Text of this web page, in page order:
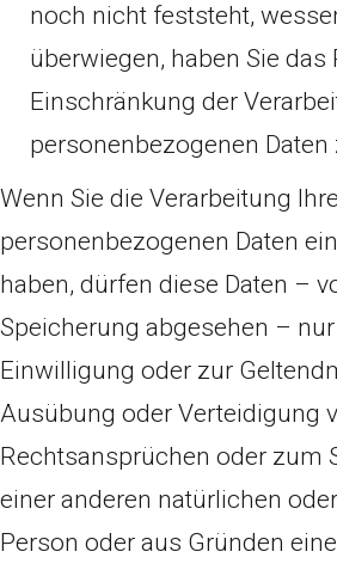
noch nicht feststeht,
überwiegen, haben Sie das
Einschränkung der
personenbezogenen Daten
Wenn Sie die Verarbeitung
personenbezogenen Daten
haben, dürfen diese Daten –
Speicherung abgesehen –
Einwilligung oder zur
Ausübung oder Verteidigung
Rechtsansprüchen oder zum
einer anderen natürlichen
Person oder aus Gründen